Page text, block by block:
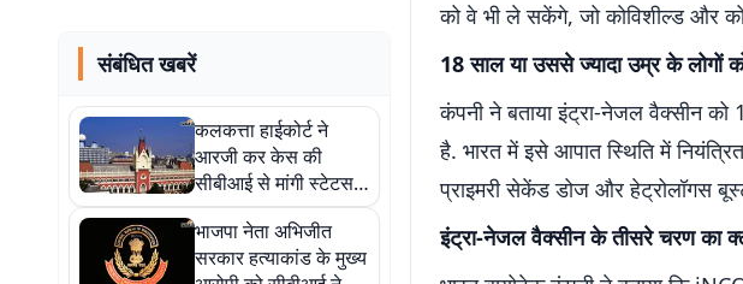
संबंधित खबरें
कलकत्ता हाईकोर्ट ने
आरजी कर केस की
सीबीआई से मांगी स्टेटस
रिपोर्ट, 28 अगस्त तक का
दिया समय
भाजपा नेता अभिजीत
सरकार हत्याकांड के मुख्य
को वे भी ले सकेंगे, जो कोविशील्ड और
18 साल या उससे ज्यादा उम्र के लोगों
कंपनी ने बताया इंट्रा-नेजल वैक्सीन को
है. भारत में इसे आपात स्थिति में
प्राइमरी सेकेंड डोज और हेट्रोलॉगस
इंट्रा-नेजल वैक्सीन के तीसरे चरण का